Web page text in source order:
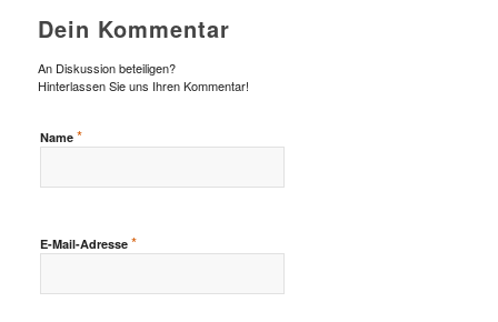
Dein Kommentar
An Diskussion beteiligen?
Hinterlassen Sie uns Ihren Kommentar!
Name *
E-Mail-Adresse *